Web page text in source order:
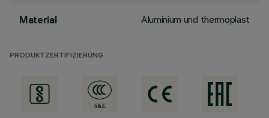
Material Aluminium und thermoplast
PRODUKTZERTIFIZIERUNG